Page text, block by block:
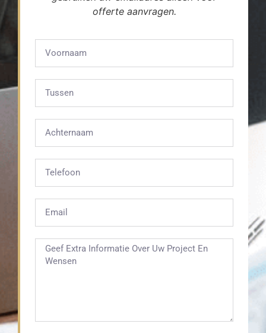
offerte aanvragen.